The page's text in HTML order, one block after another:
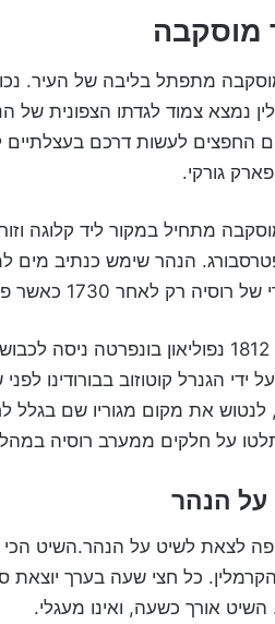
מוסקבה
מתפתל בליבה של העיר.
נמצא צמוד לגדתו הצפונית של
החפצים לעשות דרכם
גורקי.
הנהר שימש כנתיב מים
1730 כאשר פיטר הראשון מרוסיה בנה את סנט פטרסבורג על חופיה.
בשנת 1812 נפוליאון בונפרטה
לנטוש את מקום מגוריו שם בגלל
על חלקים ממערב רוסיה במהלך
על הנהר
השיט אורך כשעה, ואינו מעגלי.